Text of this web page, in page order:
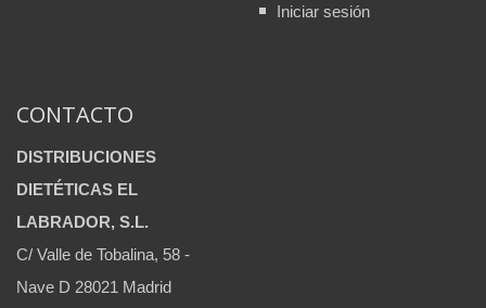
Iniciar sesión
CONTACTO
DISTRIBUCIONES
DIETÉTICAS EL
LABRADOR, S.L.
C/ Valle de Tobalina, 58 -
Nave D 28021 Madrid